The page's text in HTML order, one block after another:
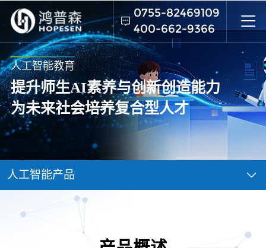
0755-82469109
400-662-9366
人工智能教育
提升师生AI素养与创新创造能力
为未来社会培养复合型人才
人工智能产品